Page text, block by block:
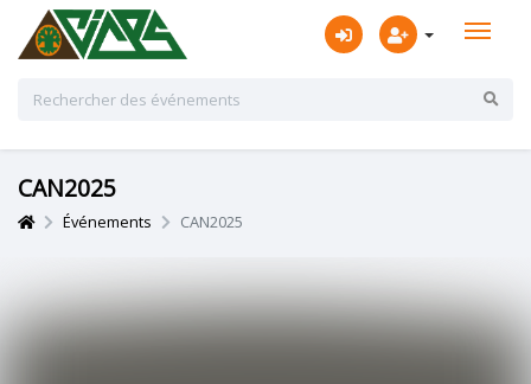
CAN2025
Événements CAN2025